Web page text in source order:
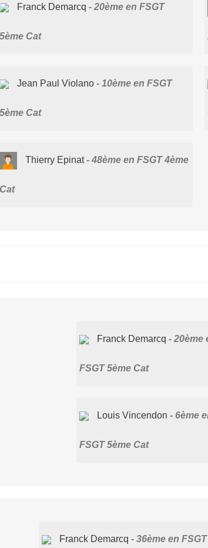
Franck Demarcq 20ème en FSGT
5ème Cat
Jean Paul Violano 10ème en FSGT
5ème Cat
Thierry Epinat 48ème en FSGT 4ème
Cat
Franck Demarcq 20ème
FSGT 5ème Cat
Louis Vincendon 6ème
FSGT 5ème Cat
Franck Demarcq 36ème en FSGT